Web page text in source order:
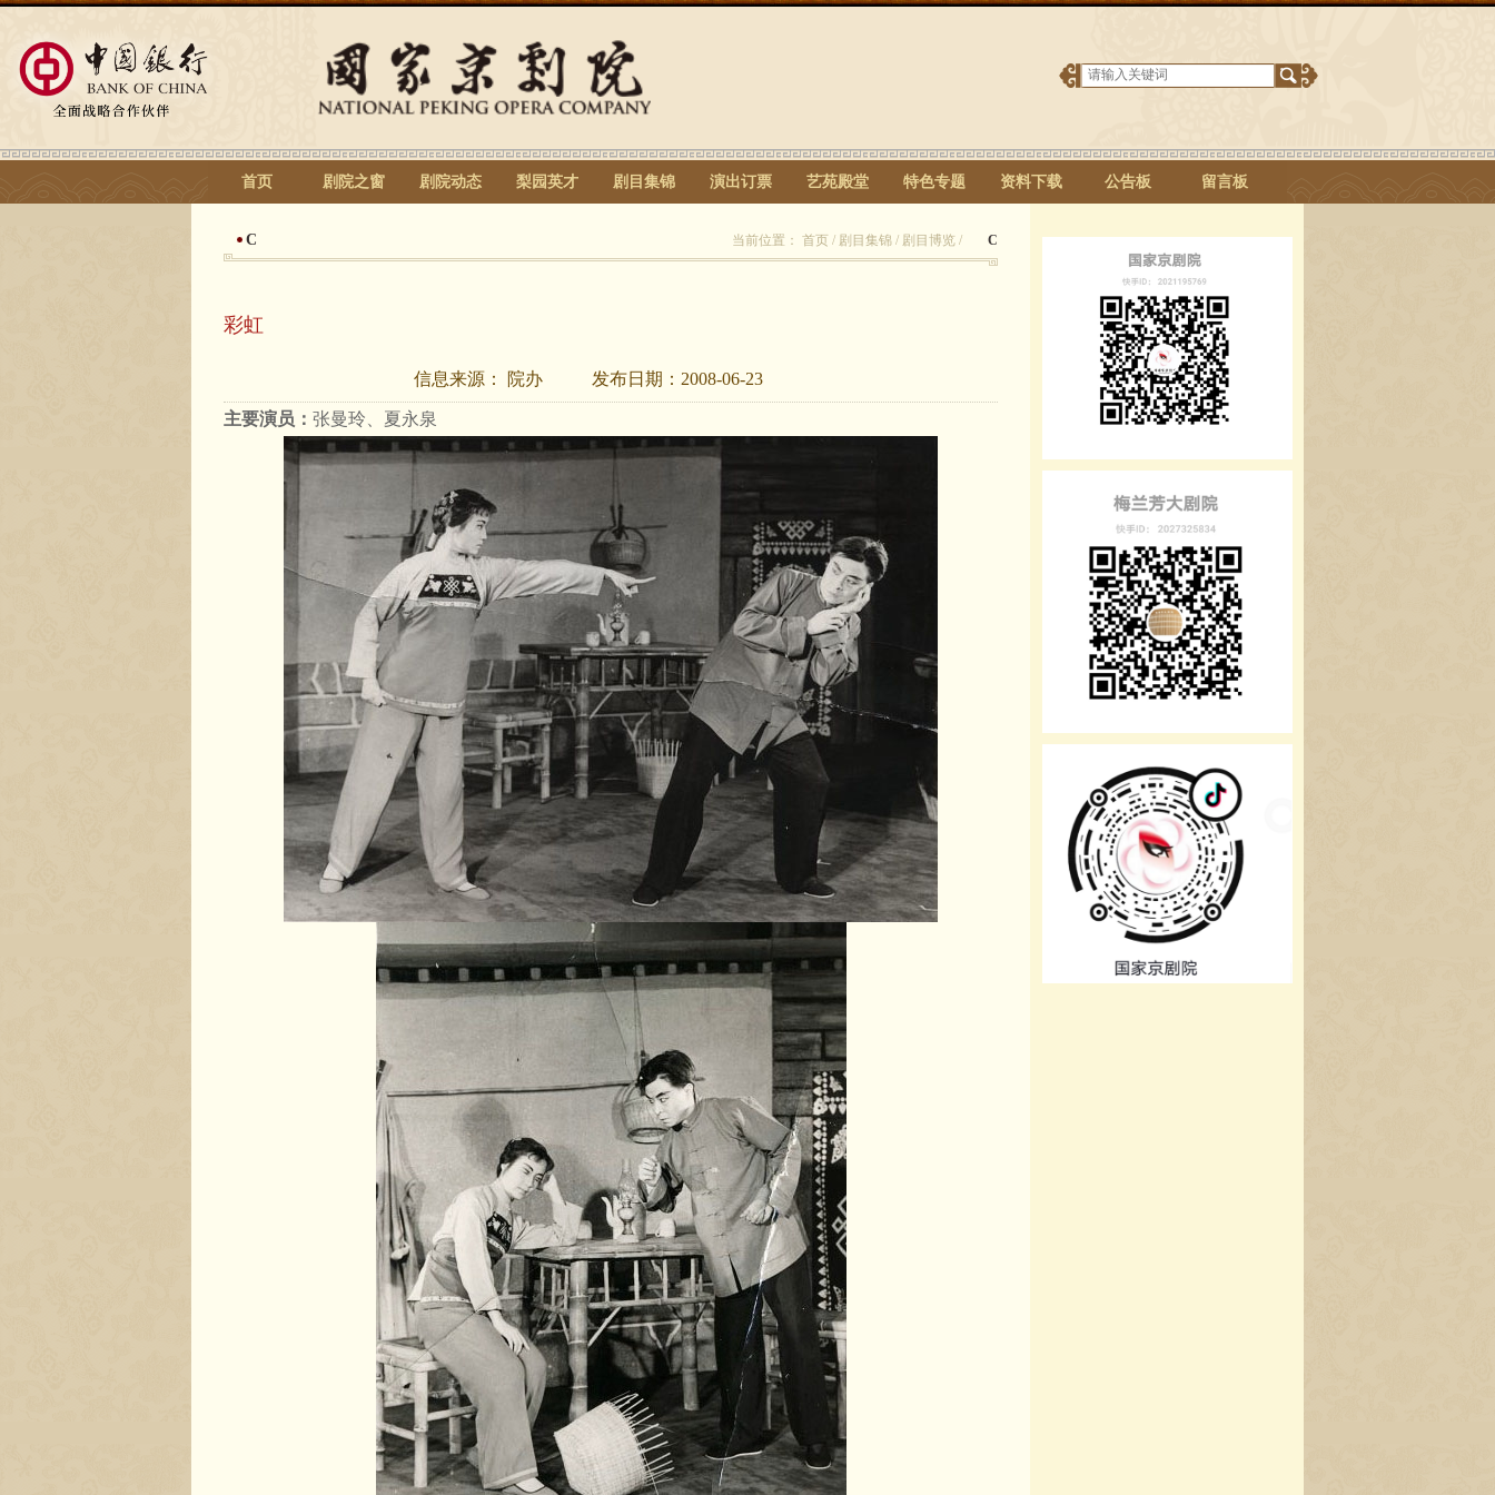
首页 剧院之窗 剧院动态 梨园英才 剧目集锦 演出订票 艺苑殿堂 特色专题 资料下载 公告板 留言板
C 当前位置： 首页 / 剧目集锦 / 剧目博览 / C
彩虹
信息来源： 院办 发布日期： 2008-06-23
主要演员： 张曼玲、夏永泉